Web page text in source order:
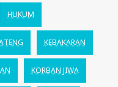
HUKUM
KEBAKARAN
KORBAN JIWA